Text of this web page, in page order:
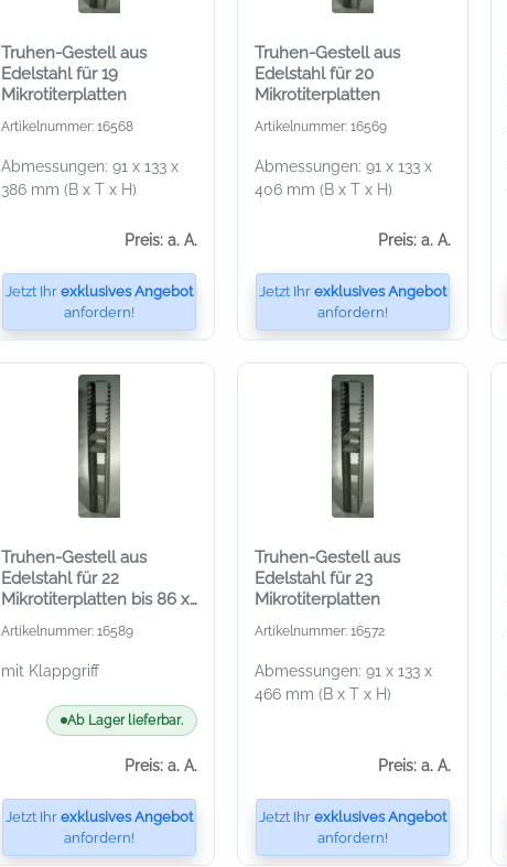
Truhen-Gestell aus
Edelstahl für 19
Mikrotiterplatten
Artikelnummer: 16568
Abmessungen: 91 x 133 x
386 mm (B x T x H)
Preis: a. A.
Jetzt Ihr exklusives Angebot
anfordern!
Truhen-Gestell aus
Edelstahl für 20
Mikrotiterplatten
Artikelnummer: 16569
Abmessungen: 91 x 133 x
406 mm (B x T x H)
Preis: a. A.
Jetzt Ihr exklusives Angebot
anfordern!
Truhen-Gestell aus
Edelstahl für 22
Mikrotiterplatten bis 86 x
128 x 33 mm
Artikelnummer: 16589
mit Klappgriff
Ab Lager lieferbar.
Preis: a. A.
Jetzt Ihr exklusives Angebot
anfordern!
Truhen-Gestell aus
Edelstahl für 23
Mikrotiterplatten
Artikelnummer: 16572
Abmessungen: 91 x 133 x
466 mm (B x T x H)
Preis: a. A.
Jetzt Ihr exklusives Angebot
anfordern!